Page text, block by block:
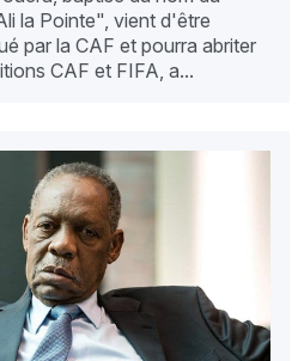
la Pointe", vient d'être
par la CAF et pourra abriter
CAF et FIFA, a...